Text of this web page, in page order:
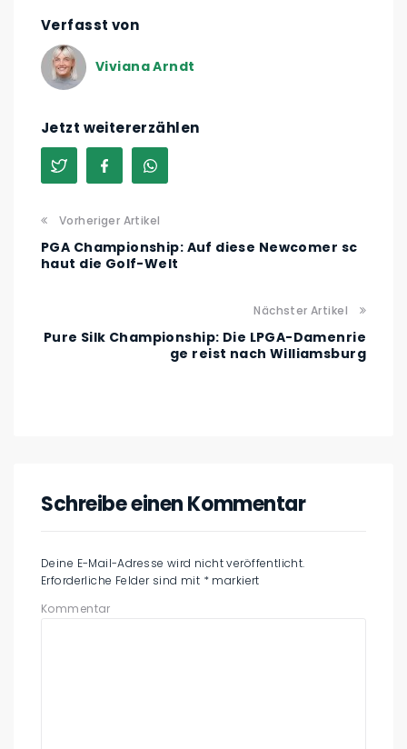
Verfasst von
Viviana Arndt
Jetzt weitererzählen
Vorheriger Artikel
PGA Championship: Auf diese Newcomer sc
haut die Golf-Welt
Nächster Artikel
Pure Silk Championship: Die LPGA-Damenrie
ge reist nach Williamsburg
Schreibe einen Kommentar
Deine E-Mail-Adresse wird nicht veröffentlicht.
Erforderliche Felder sind mit * markiert
Kommentar